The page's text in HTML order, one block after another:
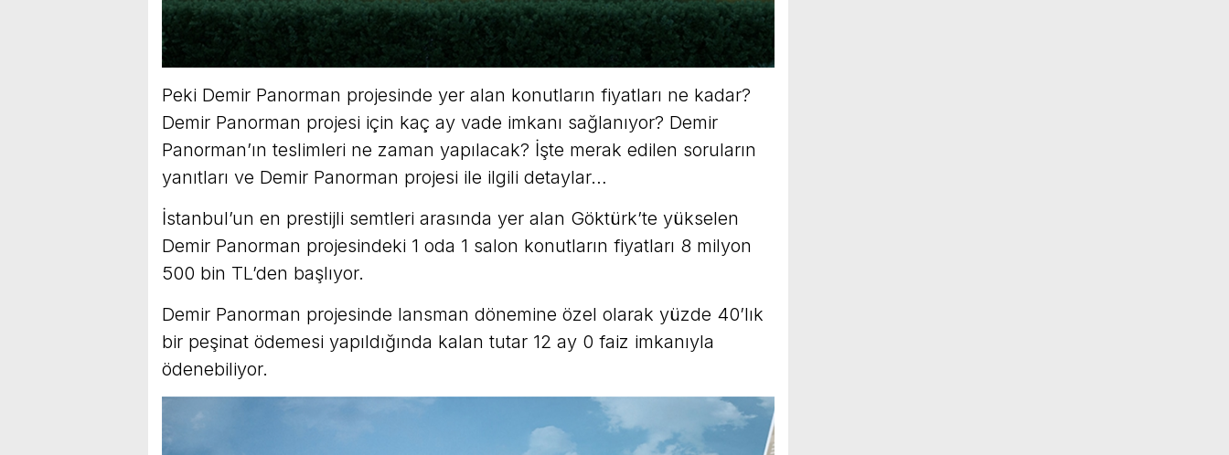
Peki Demir Panorman projesinde yer alan konutların fiyatları ne kadar?
Demir Panorman projesi için kaç ay vade imkanı sağlanıyor? Demir
Panorman’ın teslimleri ne zaman yapılacak? İşte merak edilen soruların
yanıtları ve Demir Panorman projesi ile ilgili detaylar…
İstanbul’un en prestijli semtleri arasında yer alan Göktürk’te yükselen
Demir Panorman projesindeki 1 oda 1 salon konutların fiyatları 8 milyon
500 bin TL’den başlıyor.
Demir Panorman projesinde lansman dönemine özel olarak yüzde 40’lık
bir peşinat ödemesi yapıldığında kalan tutar 12 ay 0 faiz imkanıyla
ödenebiliyor.